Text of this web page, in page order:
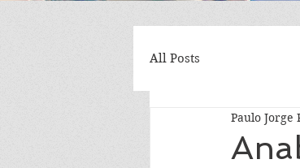
All Posts
Paulo Jorge